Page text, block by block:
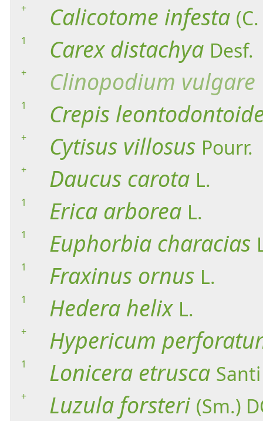
+ Calicotome infesta
1 Carex distachya Desf.
+ Clinopodium vulgare
1 Crepis
+ Cytisus villosus Pourr.
+ Daucus carota L.
1 Erica arborea L.
1 Euphorbia characias
1 Fraxinus ornus L.
1 Hedera helix L.
+ Hypericum
1 Lonicera etrusca Santi
+ Luzula forsteri (Sm.)